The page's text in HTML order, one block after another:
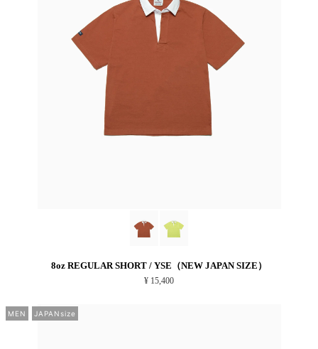
8oz REGULAR SHORT / YSE（NEW JAPAN SIZE）
¥ 15,400
MEN JAPANsize